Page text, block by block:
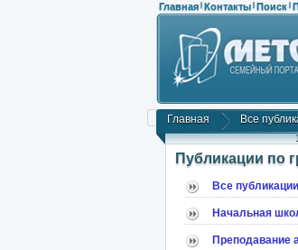
Главная | Контакты | Поиск |
Главная Все
Публикации по
Все публикации
Начальная
Преподавание